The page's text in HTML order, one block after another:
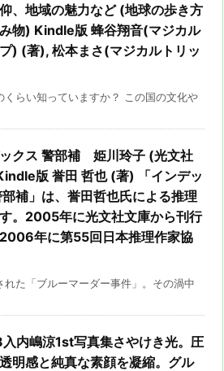
、地域の魅力など (地球の歩き方
物) Kindle版 蜂谷翔音(マジカル
プ) (著), 松本まさ(マジカルトリッ
くらい知っていますか？ この国の文化や
クス 警部補 姫川玲子 (光文社
版 誉田 哲也 (著) 「インデッ
補」は、誉田哲也氏による推理
。2005年に光文社文庫から刊行
年に第55回日本推理作家協
た「ブルーマーダー事件」。その渦中
内嶋涼1st写真集さやけき光。圧
明感と純真な素顔を凝縮。グル